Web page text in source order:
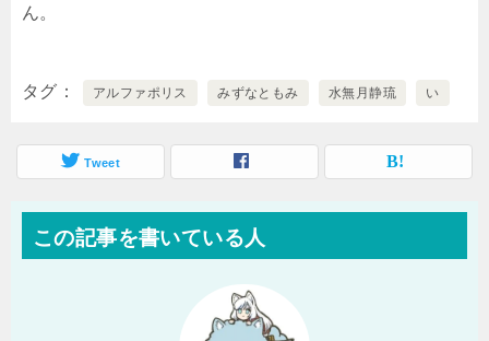
ん。
タグ アルファポリス みずなともみ 水無月静琉 い
Tweet
この記事を書いている人